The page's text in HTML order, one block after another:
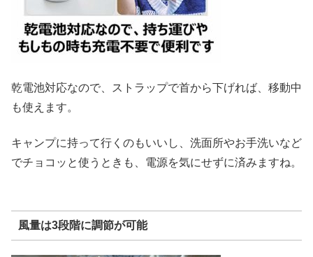
乾電池対応なので、ストラップで首から下げれば、移動中
も使えます。
キャンプに持って行くのもいいし、洗面所やお手洗いなど
でチョコッと使うときも、電源を気にせずに済みますね。
風量は3段階に調節が可能